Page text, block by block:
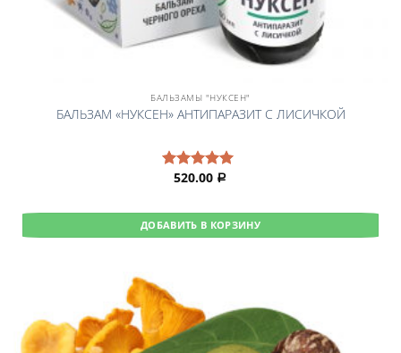
БАЛЬЗАМЫ "НУКСЕН"
БАЛЬЗАМ «НУКСЕН» АНТИПАРАЗИТ С ЛИСИЧКОЙ
Оценка
520.00 Р
ДОБАВИТЬ В КОРЗИНУ